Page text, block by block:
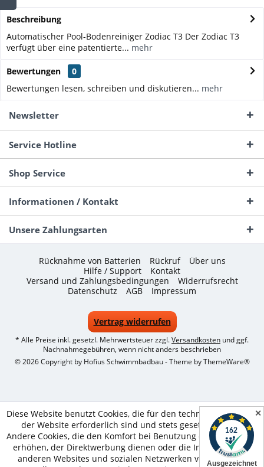
Beschreibung
Automatischer Pool-Bodenreiniger Zodiac T3 Der Zodiac T3
verfügt über eine patentierte... mehr
Bewertungen
0
Bewertungen lesen, schreiben und diskutieren... mehr
Newsletter
Service Hotline
Shop Service
Informationen / Kontakt
Unsere Zahlungsarten
Rücknahme von Batterien Rückruf
Über uns
Hilfe / Support
Kontakt
Versand und Zahlungsbedingungen
Widerrufsrecht
Datenschutz
AGB Impressum
Vertrag widerrufen
* Alle Preise inkl. gesetzl. Mehrwertsteuer zzgl.Versandkosten und ggf.
Nachnahmegebühren, wenn nicht anders beschrieben
© 2026 Copyright by Hofius Schwimmbadbau - Theme byThemeWare®
Diese Website benutzt Cookies, die für den technischen Betrieb
der Website erforderlich sind und stets gesetzt werden.
Andere Cookies, die den Komfort bei Benutzung dieser Website
erhöhen, der Direktwerbung dienen oder die Interaktion mit
anderen Websites und sozialen Netzwerken vereinfachen
✕